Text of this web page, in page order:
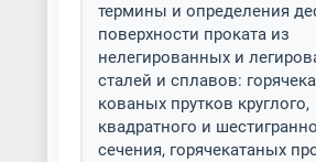
Труба бесшовная
горячедеформированная
Труба бесшовная
холоднодеформированная
термины и определения
поверхности проката из
нелегированных и
сталей и сплавов:
кованых прутков круглого,
квадратного и
сечения, горячекатаных